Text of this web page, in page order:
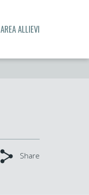
AREA ALLIEVI
Share